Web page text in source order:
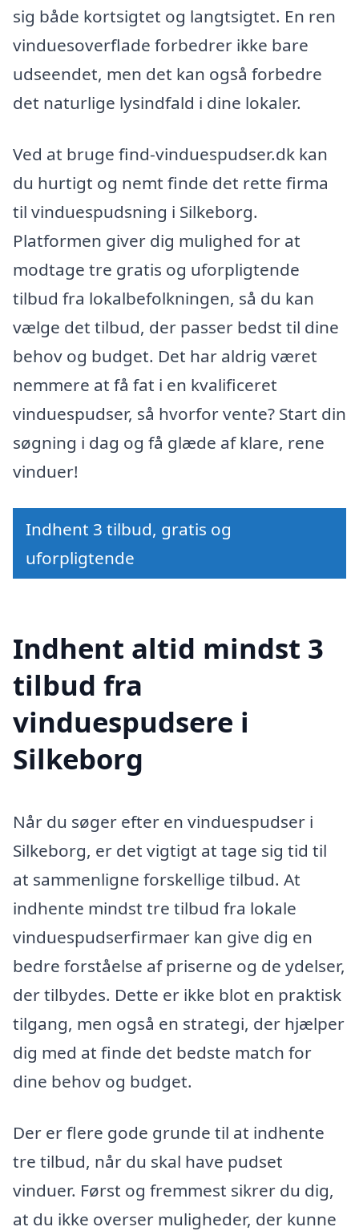
sig både kortsigtet og langtsigtet. En ren
vinduesoverflade forbedrer ikke bare
udseendet, men det kan også forbedre
det naturlige lysindfald i dine lokaler.
Ved at bruge find-vinduespudser.dk kan
du hurtigt og nemt finde det rette firma
til vinduespudsning i Silkeborg.
Platformen giver dig mulighed for at
modtage tre gratis og uforpligtende
tilbud fra lokalbefolkningen, så du kan
vælge det tilbud, der passer bedst til dine
behov og budget. Det har aldrig været
nemmere at få fat i en kvalificeret
vinduespudser, så hvorfor vente? Start din
søgning i dag og få glæde af klare, rene
vinduer!
Indhent 3 tilbud, gratis og
uforpligtende
Indhent altid mindst 3
tilbud fra
vinduespudsere i
Silkeborg
Når du søger efter en vinduespudser i
Silkeborg, er det vigtigt at tage sig tid til
at sammenligne forskellige tilbud. At
indhente mindst tre tilbud fra lokale
vinduespudserfirmaer kan give dig en
bedre forståelse af priserne og de ydelser,
der tilbydes. Dette er ikke blot en praktisk
tilgang, men også en strategi, der hjælper
dig med at finde det bedste match for
dine behov og budget.
Der er flere gode grunde til at indhente
tre tilbud, når du skal have pudset
vinduer. Først og fremmest sikrer du dig,
at du ikke overser muligheder, der kunne